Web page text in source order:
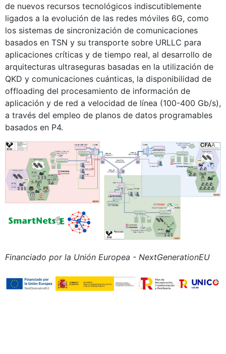
de nuevos recursos tecnológicos indiscutiblemente
ligados a la evolución de las redes móviles 6G, como
los sistemas de sincronización de comunicaciones
basados en TSN y su transporte sobre URLLC para
aplicaciones críticas y de tiempo real, al desarrollo de
arquitecturas ultraseguras basadas en la utilización de
QKD y comunicaciones cuánticas, la disponibilidad de
offloading del procesamiento de información de
aplicación y de red a velocidad de línea (100-400 Gb/s),
a través del empleo de planos de datos programables
basados en P4.
Financiado por la Unión Europea - NextGenerationEU